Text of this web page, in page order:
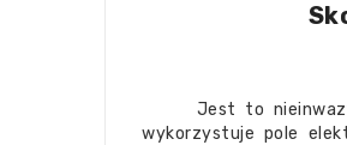
Jest to
wykorzystuje pole